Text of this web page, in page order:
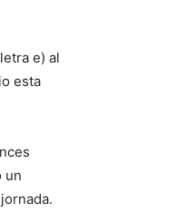
e) al
esta
un